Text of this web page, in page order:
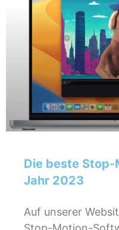
Die beste
Jahr 2023
Auf unserer